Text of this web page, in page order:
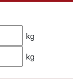
kg
kg